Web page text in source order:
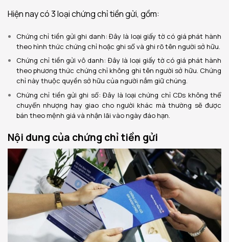
Hiện nay có 3 loại chứng chỉ tiền gửi, gồm:
Chứng chỉ tiền gửi ghi danh: Đây là loại giấy tờ có giá phát hành
theo hình thức chứng chỉ hoặc ghi sổ và ghi rõ tên người sở hữu.
Chứng chỉ tiền gửi vô danh: Đây là loại giấy tờ có giá phát hành
theo phương thức chứng chỉ không ghi tên người sở hữu. Chứng
chỉ này thuộc quyền sở hữu của người nắm giữ chúng.
Chứng chỉ tiền gửi ghi sổ: Đây là loại chứng chỉ CDs không thể
chuyển nhượng hay giao cho người khác mà thường sẽ được
bán theo mệnh giá và nhận lãi vào ngày đáo hạn.
Nội dung của chứng chỉ tiền gửi